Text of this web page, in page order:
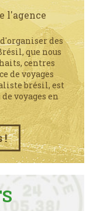
l'agence
des
que nous
centres
de voyages
brésil, est
voyages en
!